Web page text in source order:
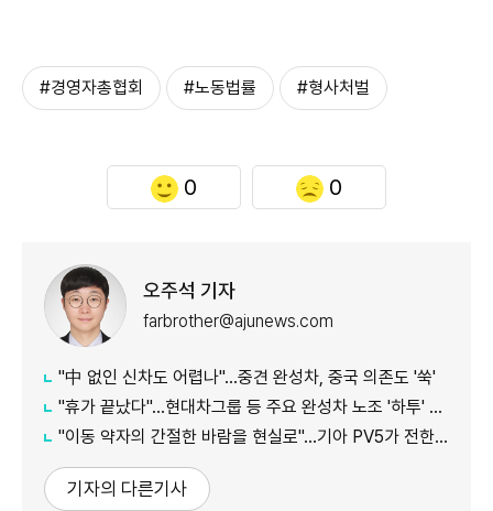
#경영자총협회 #노동법률 #형사처벌
0 0
오주석 기자
farbrother@ajunews.com
"中 없인 신차도 어렵나"…중견 완성차, 중국 의존도 '쑥'
"휴가 끝났다"…현대차그룹 등 주요 완성차 노조 '하투' 재개
"이동 약자의 간절한 바람을 현실로"…기아 PV5가 전한 울림, 1000만뷰 돌파
기자의 다른기사